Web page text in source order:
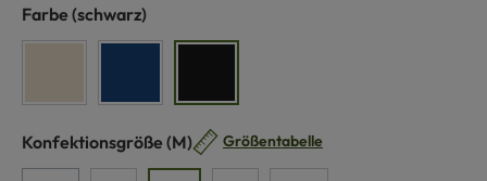
Farbe auswählen
(schwarz)
Konfektionsgröße auswählen
(M) Größentabelle